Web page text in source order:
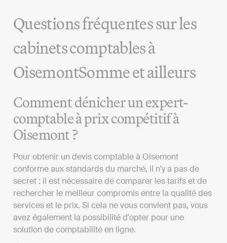
Questions fréquentes sur les
cabinets comptables à
OisemontSomme et ailleurs
Comment dénicher un expert-
comptable à prix compétitif à
Oisemont ?
Pour obtenir un devis comptable à Oisemont
conforme aux standards du marché, il n'y a pas de
secret : il est nécessaire de comparer les tarifs et de
rechercher le meilleur compromis entre la qualité des
services et le prix. Si cela ne vous convient pas, vous
avez également la possibilité d'opter pour une
solution de comptabilité en ligne.